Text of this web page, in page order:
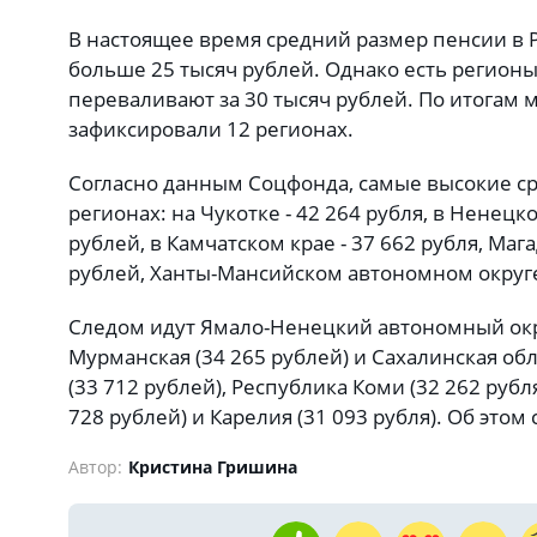
В настоящее время средний размер пенсии в
больше 25 тысяч рублей. Однако есть
переваливают за 30 тысяч рублей. По итогам
зафиксировали 12 регионах.
Согласно данным Соцфонда, самые высокие
регионах: на Чукотке - 42 264 рубля, в
рублей, в Камчатском крае - 37 662 рубля,
рублей, Ханты-Мансийском автономном
Следом идут Ямало-Ненецкий автономный
Мурманская (34 265 рублей) и Сахалинская
(33 712 рублей), Республика Коми (32 262
728 рублей) и Карелия (31 093 рубля). Об
Автор: Кристина Гришина